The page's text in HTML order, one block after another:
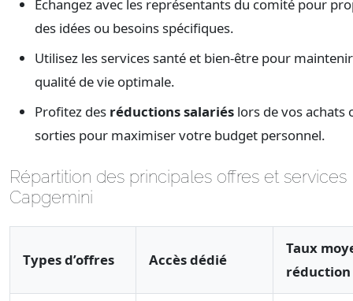
Échangez avec les représentants du comité pour
des idées ou besoins spécifiques.
Utilisez les services santé et bien-être pour
qualité de vie optimale.
Profitez des réductions salariés lors de vos achats
sorties pour maximiser votre budget personnel.
Répartition des principales offres et services
Capgemini
Types d’offres Accès dédié
Taux
réduction